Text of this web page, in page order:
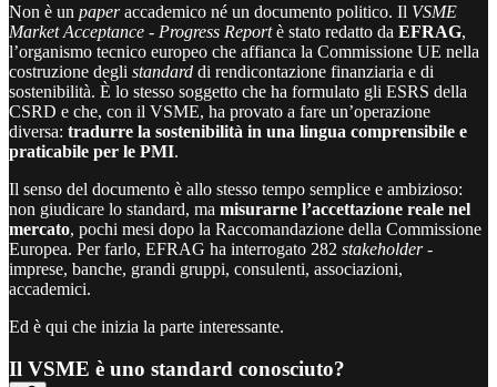
Non è un paperaccademico né un documento politico. Il VSME
Market Acceptance - Progress Reportè stato redatto da EFRAG,
l’organismo tecnico europeo che affianca la Commissione UE nella
costruzione degli standard di rendicontazione finanziaria e di
sostenibilità. È lo stesso soggetto che ha formulato gli ESRS della
CSRD e che, con il VSME, ha provato a fare un’operazione
diversa: tradurre la sostenibilità in una lingua comprensibile e
praticabile per le PMI.
Il senso del documento è allo stesso tempo semplice e ambizioso:
non giudicare lo standard, ma misurarne l’accettazione reale nel
mercato, pochi mesi dopo la Raccomandazione della Commissione
Europea. Per farlo, EFRAG ha interrogato 282 stakeholder-
imprese, banche, grandi gruppi, consulenti, associazioni,
accademici.
Ed è qui che inizia la parte interessante.
Il VSME è uno standard conosciuto?